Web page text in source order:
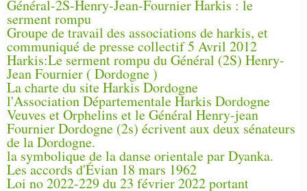
Général-2S-Henry-Jean-Fournier Harkis : le
serment rompu
Groupe de travail des associations de harkis, et
communiqué de presse collectif 5 Avril 2012
Harkis:Le serment rompu du Général (2S) Henry-
Jean Fournier ( Dordogne )
La charte du site Harkis Dordogne
l'Association Départementale Harkis Dordogne
Veuves et Orphelins et le Général Henry-jean
Fournier Dordogne (2s) écrivent aux deux sénateurs
de la Dordogne.
la symbolique de la danse orientale par Dyanka.
Les accords d'Évian 18 mars 1962
Loi no 2022-229 du 23 février 2022 portant